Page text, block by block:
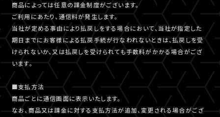
商品によっては任意の課金制度がございます。
ご利用にあたり、通信料が発生します。
当社が定める事由により払戻しをする場合において、当社が指定した
期日までにお客様による払戻手続が行なわれないときは、払戻しを受
けられないか、又は払戻しを受けられても手数料がかかる場合がござ
います。
■支払方法
商品ごとに通信画面に表示いたします。
なお、商品又は課金に対する支払方法が追加、変更される場合がござ